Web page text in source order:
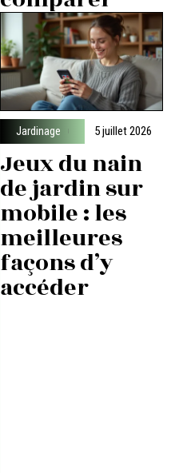
Jardinage 5 juillet 2026
Jeux du nain
de jardin sur
mobile : les
meilleures
façons d’y
accéder